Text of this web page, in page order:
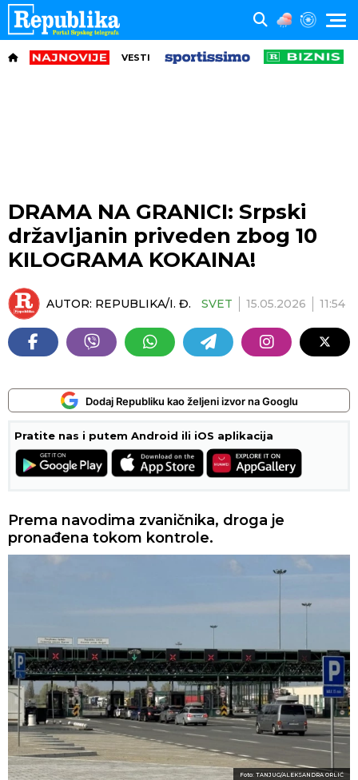
VESTI
DRAMA NA GRANICI: Srpski
državljanin priveden zbog 10
KILOGRAMA KOKAINA!
AUTOR: REPUBLIKA/I. Đ. SVET 15.05.2026 11:54
Dodaj Republiku kao željeni izvor na Googlu
Pratite nas i putem Android ili iOS aplikacija
Prema navodima zvaničnika, droga je
pronađena tokom kontrole.
Foto: TANJUG/ALEKSANDRA ORLIĆ